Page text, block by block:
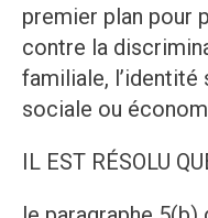
premier plan pour
contre la
familiale,
sociale ou
IL EST RÉSOLU